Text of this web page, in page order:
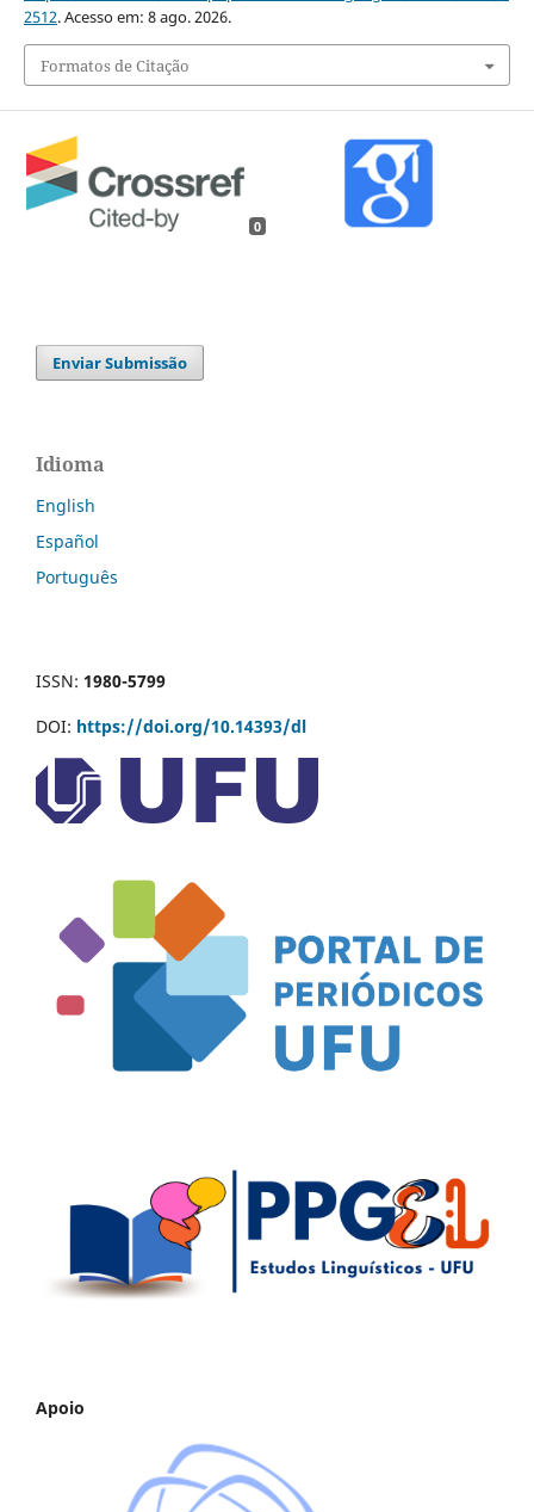
2512. Acesso em: 8 ago. 2026.
Formatos de Citação
0
Enviar Submissão
Idioma
English
Español
Português
ISSN: 1980-5799
DOI: https://doi.org/10.14393/dl
Apoio